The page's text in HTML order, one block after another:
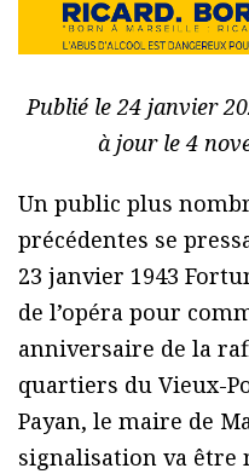
Publié le 24 janvier
à jour le 4
Un public plus
précédentes se
23 janvier 1943
de l’opéra pour
anniversaire de la
quartiers du Vieux-
Payan, le maire de
signalisation va être